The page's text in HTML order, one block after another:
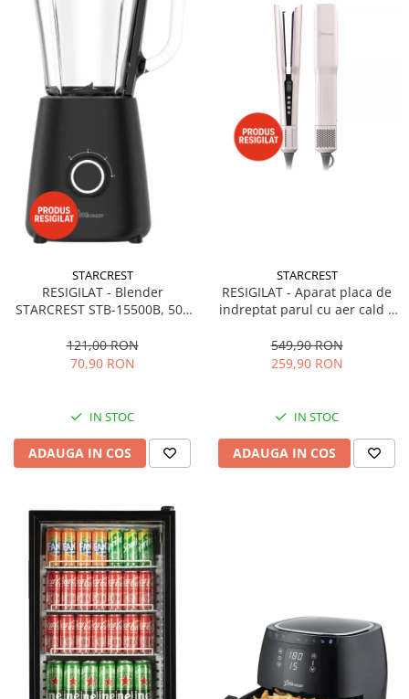
STARCREST
RESIGILAT - Blender
STARCREST STB-15500B, 500
Pulse, Negru
121,00 RON
70,90 RON
IN STOC
ADAUGA IN COS
STARCREST
RESIGILAT - Aparat placa de
indreptat parul cu aer cald 2
1300 W, Uscare si indreptare,
Afisaj LCD, Tehnologie cu ioni
549,90 RON
259,90 RON
IN STOC
ADAUGA IN COS